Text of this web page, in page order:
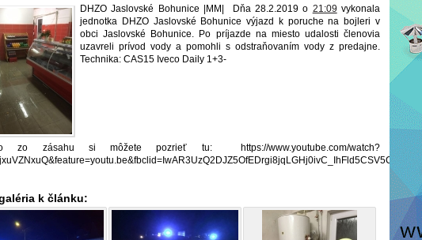
DHZO Jaslovské Bohunice |MM| Dňa 28.2.2019 o 21:09 vykonala
jednotka DHZO Jaslovské Bohunice výjazd k poruche na bojleri v
obci Jaslovské Bohunice. Po príjazde na miesto udalosti členovia
uzavreli prívod vody a pomohli s odstraňovaním vody z predajne.
Technika: CAS15 Iveco Daily 1+3-
zo zásahu si môžete pozrieť tu: https://www.youtube.com/watch?
k článku: